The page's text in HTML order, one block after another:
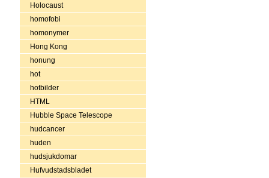
Holocaust
homofobi
homonymer
Hong Kong
honung
hot
hotbilder
HTML
Hubble Space Telescope
hudcancer
huden
hudsjukdomar
Hufvudstadsbladet